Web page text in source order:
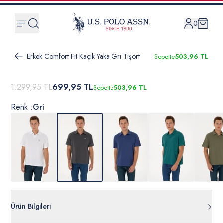
0
Erkek Comfort Fit Kaçık Yaka Gri Tişört Sepette503,96 TL
1.299,95 TL699,95 TLSepette503,96 TL
Renk :Gri
Ürün Bilgileri